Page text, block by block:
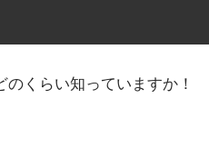
くらい知っていますか！